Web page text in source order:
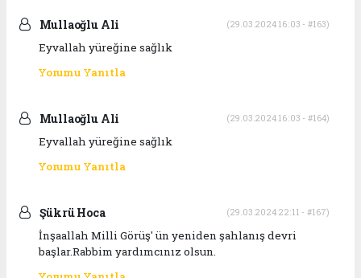
Mullaoğlu Ali (29.03.2024 16:03 - #163)
Eyvallah yüreğine sağlık
Yorumu Yanıtla
Mullaoğlu Ali (29.03.2024 16:03 - #164)
Eyvallah yüreğine sağlık
Yorumu Yanıtla
Şükrü Hoca (29.03.2024 22:11 - #167)
İnşaallah Milli Görüş' ün yeniden şahlanış devri
başlar.Rabbim yardımcınız olsun.